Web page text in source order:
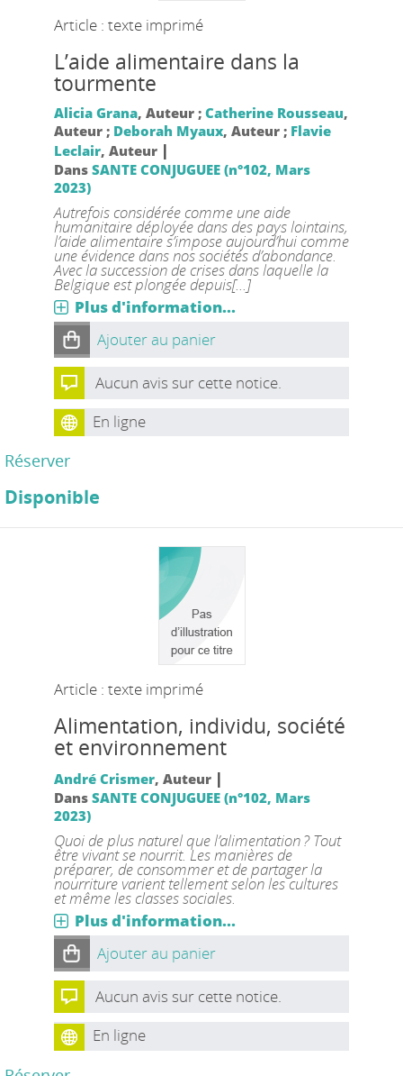
Article : texte imprimé
L’aide alimentaire dans la
tourmente
Alicia Grana, Auteur ; Catherine Rousseau,
Auteur ; Deborah Myaux, Auteur ; Flavie
Leclair, Auteur |
Dans SANTE CONJUGUEE (n°102, Mars
2023)
Autrefois considérée comme une aide
humanitaire déployée dans des pays lointains,
l’aide alimentaire s’impose aujourd’hui comme
une évidence dans nos sociétés d’abondance.
Avec la succession de crises dans laquelle la
Belgique est plongée depuis[...]
Plus d'information...
Ajouter au panier
Aucun avis sur cette notice.
En ligne
Réserver
Disponible
Article : texte imprimé
Alimentation, individu, société
et environnement
André Crismer, Auteur |
Dans SANTE CONJUGUEE (n°102, Mars
2023)
Quoi de plus naturel que l’alimentation ? Tout
être vivant se nourrit. Les manières de
préparer, de consommer et de partager la
nourriture varient tellement selon les cultures
et même les classes sociales.
Plus d'information...
Ajouter au panier
Aucun avis sur cette notice.
En ligne